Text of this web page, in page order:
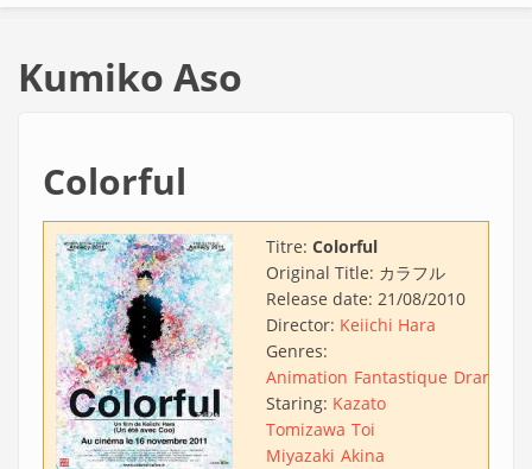
Kumiko Aso
Colorful
Titre: Colorful
Original Title: カラフル
Release date: 21/08/2010
Director: Keiichi Hara
Genres:
Animation Fantastique Drame
Staring: Kazato
Tomizawa Toi
Miyazaki Akina